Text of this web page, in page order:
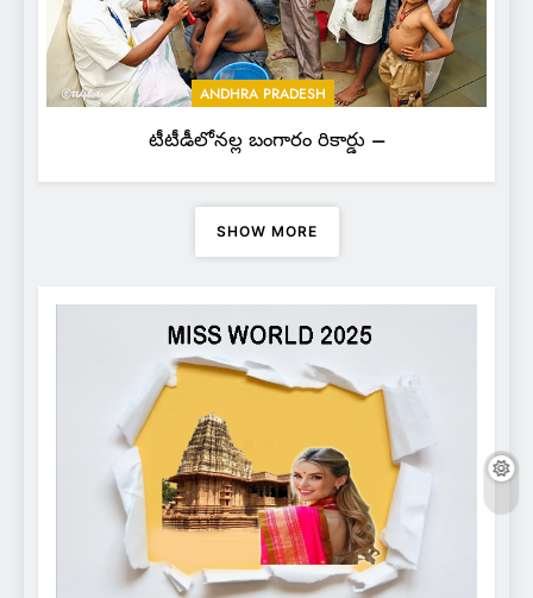
ANDHRA PRADESH
టీటీడీలోనల్ల బంగారం రికార్డు –
SHOW MORE